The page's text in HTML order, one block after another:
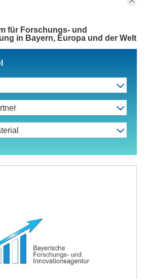
für Forschungs- und
in Bayern, Europa und der Welt